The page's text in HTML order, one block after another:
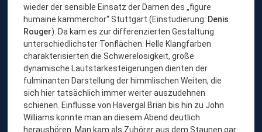
wieder der sensible Einsatz der Damen des „figure
humaine kammerchor“ Stuttgart (Einstudierung: Denis
Rouger). Da kam es zur differenzierten Gestaltung
unterschiedlichster Tonflächen. Helle Klangfarben
charakterisierten die Schwerelosigkeit, große
dynamische Lautstärkesteigerungen dienten der
fulminanten Darstellung der himmlischen Weiten, die
sich hier tatsächlich immer weiter auszudehnen
schienen. Einflüsse von Havergal Brian bis hin zu John
Williams konnte man an diesem Abend deutlich
heraushören. Man kam als Zuhörer aus dem Staunen gar